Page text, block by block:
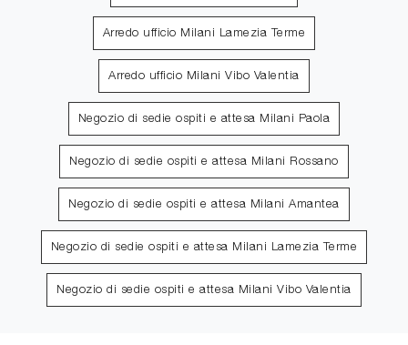
Arredo ufficio Milani Lamezia Terme
Arredo ufficio Milani Vibo Valentia
Negozio di sedie ospiti e attesa Milani Paola
Negozio di sedie ospiti e attesa Milani Rossano
Negozio di sedie ospiti e attesa Milani Amantea
Negozio di sedie ospiti e attesa Milani Lamezia Terme
Negozio di sedie ospiti e attesa Milani Vibo Valentia